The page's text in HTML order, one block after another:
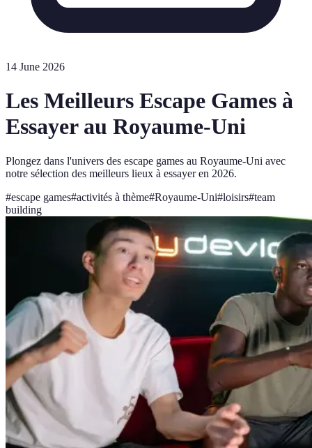
14 June 2026
Les Meilleurs Escape Games à
Essayer au Royaume-Uni
Plongez dans l'univers des escape games au Royaume-Uni avec
notre sélection des meilleurs lieux à essayer en 2026.
#escape games#activités à thème#Royaume-Uni#loisirs#team
building